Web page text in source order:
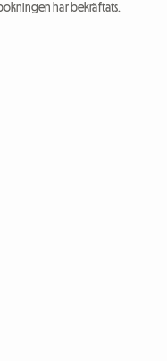
har bekräftats.